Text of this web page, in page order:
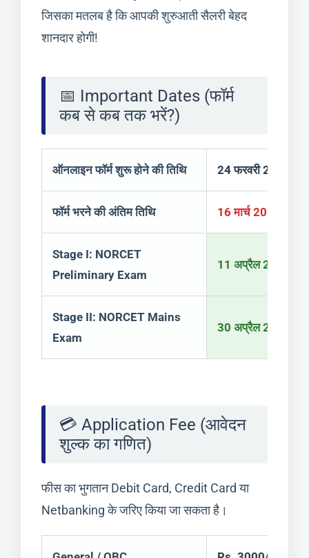
जिसका मतलब है कि आपकी शुरुआती सैलरी बेहद
शानदार होगी!
📅 Important Dates (फॉर्म
कब से कब तक भरें?)
ऑनलाइन फॉर्म शुरू होने की तिथि 24 फरवरी 2026
फॉर्म भरने की अंतिम तिथि 16 मार्च 2026
Stage I: NORCET
Preliminary Exam
11 अप्रैल 2026
Stage II: NORCET Mains
Exam
30 अप्रैल 2026
💳 Application Fee (आवेदन
शुल्क का गणित)
फीस का भुगतान Debit Card, Credit Card या
Netbanking के जरिए किया जा सकता है।